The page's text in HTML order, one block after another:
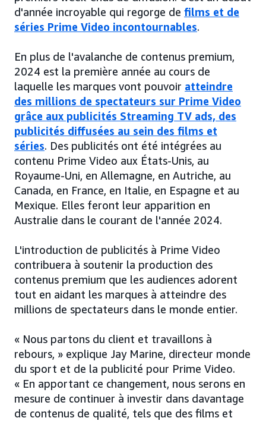
d'année incroyable qui regorge de films et de
séries Prime Video incontournables.
En plus de l'avalanche de contenus premium,
2024 est la première année au cours de
laquelle les marques vont pouvoir atteindre
des millions de spectateurs sur Prime Video
grâce aux publicités Streaming TV ads, des
publicités diffusées au sein des films et
séries. Des publicités ont été intégrées au
contenu Prime Video aux États-Unis, au
Royaume-Uni, en Allemagne, en Autriche, au
Canada, en France, en Italie, en Espagne et au
Mexique. Elles feront leur apparition en
Australie dans le courant de l'année 2024.
L'introduction de publicités à Prime Video
contribuera à soutenir la production des
contenus premium que les audiences adorent
tout en aidant les marques à atteindre des
millions de spectateurs dans le monde entier.
« Nous partons du client et travaillons à
rebours, » explique Jay Marine, directeur monde
du sport et de la publicité pour Prime Video.
« En apportant ce changement, nous serons en
mesure de continuer à investir dans davantage
de contenus de qualité, tels que des films et